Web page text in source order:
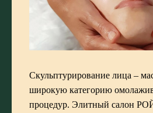
Скульптурирование лица –
широкую категорию
процедур. Элитный салон